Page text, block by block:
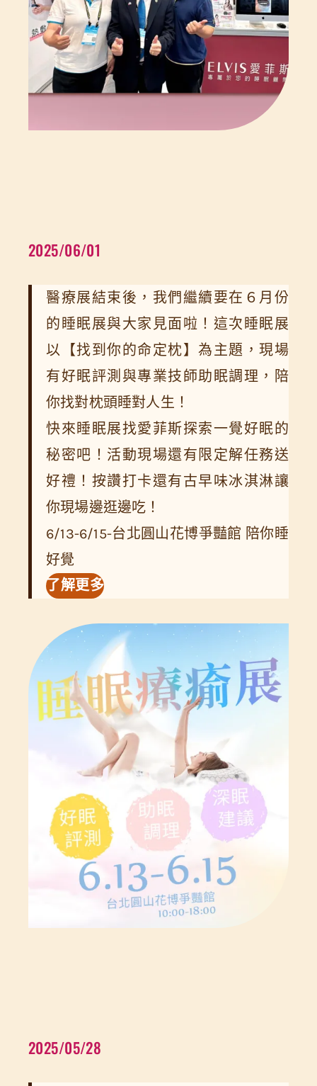
2025/06/01
醫療展結束後，我們繼續要在６月份
的睡眠展與大家見面啦！這次睡眠展
以【找到你的命定枕】為主題，現場
有好眠評測與專業技師助眠調理，陪
你找對枕頭睡對人生！
快來睡眠展找愛菲斯探索一覺好眠的
秘密吧！活動現場還有限定解任務送
好禮！按讚打卡還有古早味冰淇淋讓
你現場邊逛邊吃！
6/13-6/15-台北圓山花博爭豔館 陪你睡
好覺
了解更多
2025/05/28